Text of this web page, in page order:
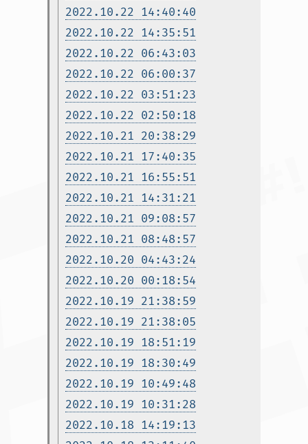
2022.10.22 14:40:40
2022.10.22 14:35:51
2022.10.22 06:43:03
2022.10.22 06:00:37
2022.10.22 03:51:23
2022.10.22 02:50:18
2022.10.21 20:38:29
2022.10.21 17:40:35
2022.10.21 16:55:51
2022.10.21 14:31:21
2022.10.21 09:08:57
2022.10.21 08:48:57
2022.10.20 04:43:24
2022.10.20 00:18:54
2022.10.19 21:38:59
2022.10.19 21:38:05
2022.10.19 18:51:19
2022.10.19 18:30:49
2022.10.19 10:49:48
2022.10.19 10:31:28
2022.10.18 14:19:13